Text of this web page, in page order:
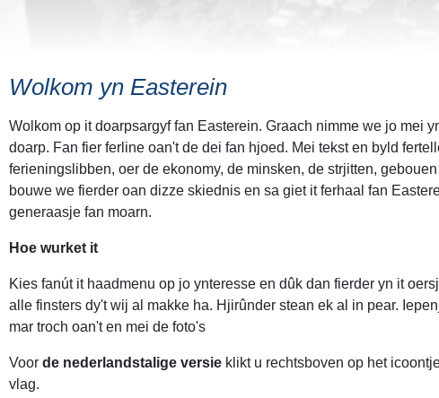
Wolkom yn Easterein
Wolkom op it doarpsargyf fan Easterein. Graach nimme we jo mei
doarp. Fan fier ferline oan't de dei fan hjoed. Mei tekst en byld
ferieningslibben, oer de ekonomy, de minsken, de strjitten,
bouwe we fierder oan dizze skiednis en sa giet it ferhaal fan
generaasje fan moarn.
Hoe wurket it
Kies fanút it haadmenu op jo ynteresse en dûk dan fierder yn it
alle finsters dy't wij al makke ha. Hjirûnder stean ek al in pear.
mar troch oan't en mei de foto's
Voor de nederlandstalige versie klikt u rechtsboven op het
vlag.